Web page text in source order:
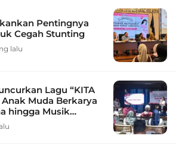
Pentingnya
Cegah Stunting
lalu
Lagu “KITA
Anak Muda Berkarya
hingga Musik